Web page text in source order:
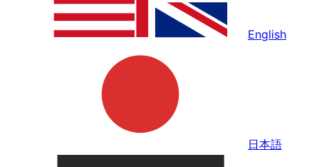
English
日本語